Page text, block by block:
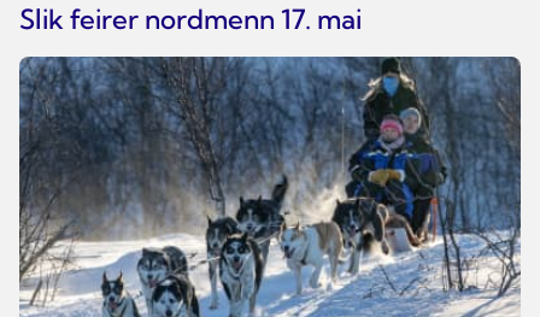
Slik feirer nordmenn 17. mai